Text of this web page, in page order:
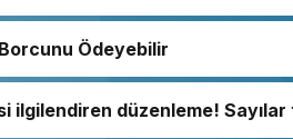
Ödeyebilir
ilgilendiren düzenleme!